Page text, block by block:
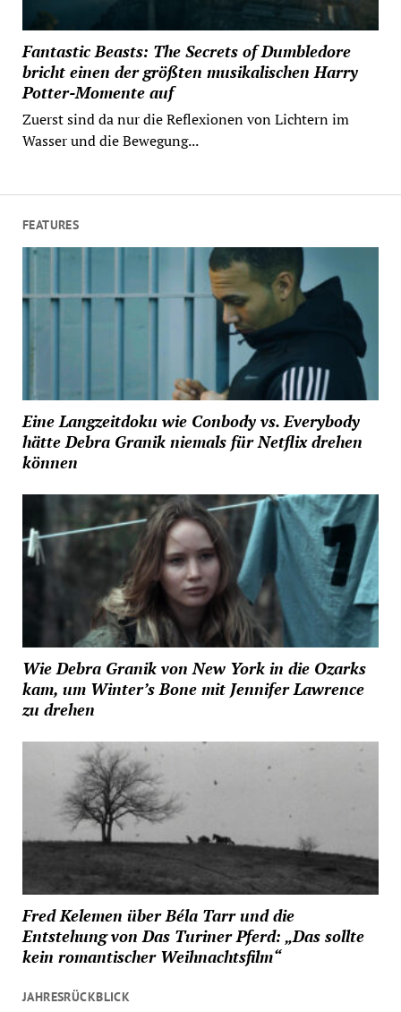
Fantastic Beasts: The Secrets of Dumbledore
bricht einen der größten musikalischen Harry
Potter-Momente auf
Zuerst sind da nur die Reflexionen von Lichtern im
Wasser und die Bewegung...
FEATURES
Eine Langzeitdoku wie Conbody vs. Everybody
hätte Debra Granik niemals für Netflix drehen
können
Wie Debra Granik von New York in die Ozarks
kam, um Winter’s Bone mit Jennifer Lawrence
zu drehen
Fred Kelemen über Béla Tarr und die
Entstehung von Das Turiner Pferd: „Das sollte
kein romantischer Weihnachtsfilm“
JAHRESRÜCKBLICK